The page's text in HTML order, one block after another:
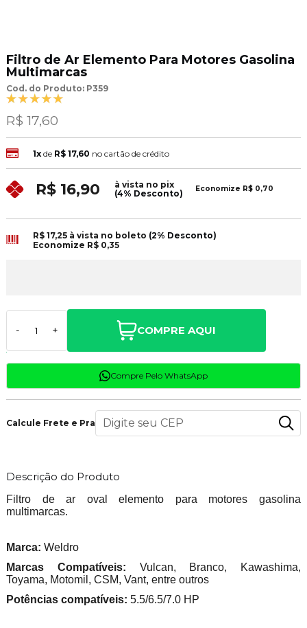
Filtro de Ar Elemento Para Motores Gasolina
Multimarcas
Cod. do Produto: P359
R$ 17,60
1xde R$ 17,60 no cartão de crédito
R$ 16,90
à vista no pix
(4% Desconto)
Economize R$ 0,70
R$ 17,25 à vista no boleto (2% Desconto)
Economize R$ 0,35
- + COMPRE AQUI
Compre Pelo WhatsApp
Calcule Frete e Prazo
Descrição do Produto
Filtro de ar oval elemento para motores gasolina
multimarcas.
Marca: Weldro
Marcas Compatíveis: Vulcan, Branco, Kawashima,
Toyama, Motomil, CSM, Vant, entre outros
Potências compatíveis: 5.5/6.5/7.0 HP